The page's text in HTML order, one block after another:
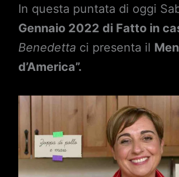
In questa puntata di oggi
Gennaio 2022 di Fatto in
Benedetta ci presenta il
d’America”.